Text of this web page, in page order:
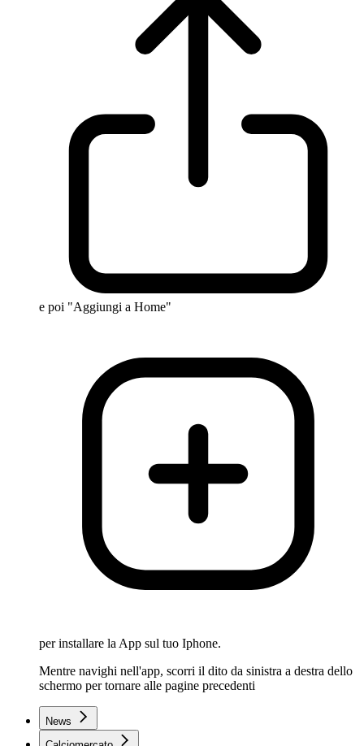
e poi "Aggiungi a Home"
per installare la App sul tuo Iphone.
Mentre navighi nell'app, scorri il dito da sinistra a destra dello
schermo per tornare alle pagine precedenti
News